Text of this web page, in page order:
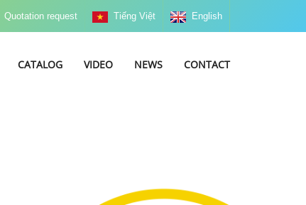
Quotation request Tiếng Việt English
CATALOG VIDEO NEWS CONTACT